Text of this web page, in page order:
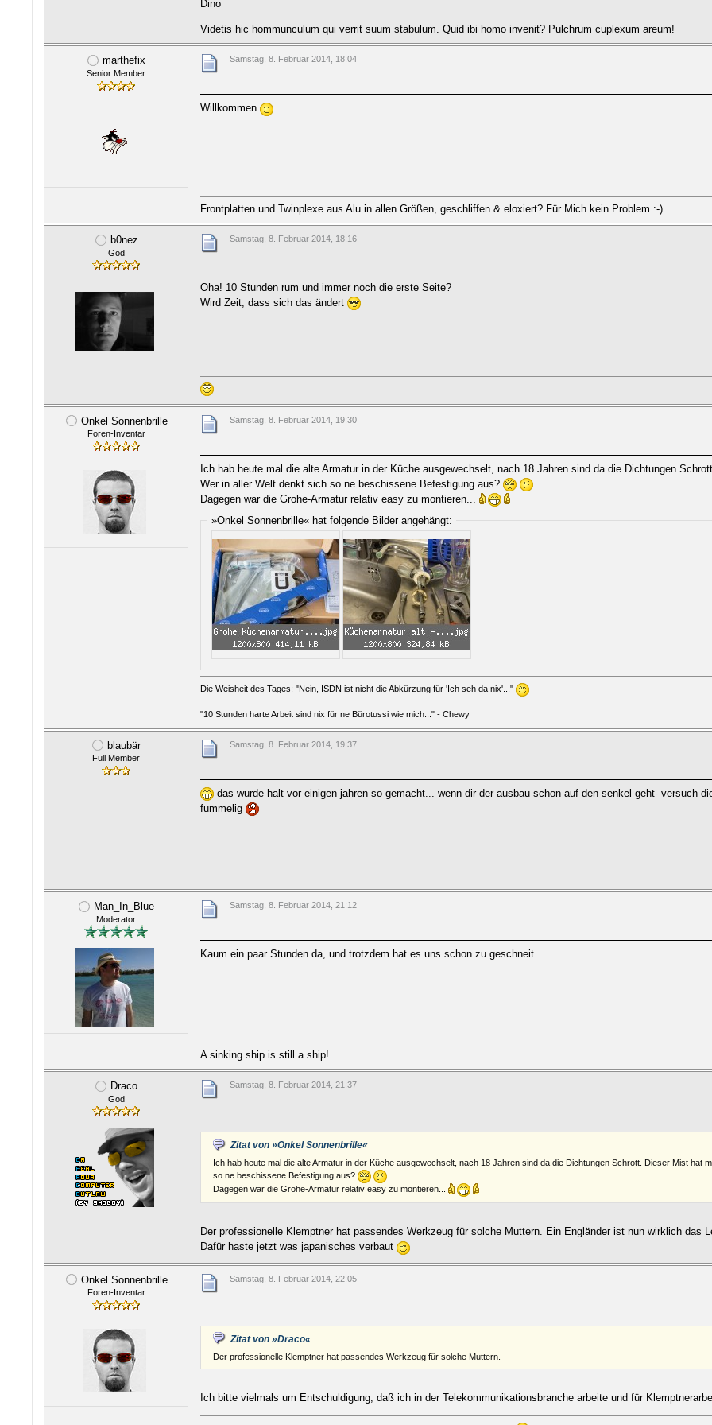
Dino
Videtis hic hommunculum qui verrit suum stabulum. Quid ibi homo invenit? Pulchrum cuplexum areum!
marthefix
Senior Member
Samstag, 8. Februar 2014, 18:04
Willkommen
Frontplatten und Twinplexe aus Alu in allen Größen, geschliffen & eloxiert? Für Mich kein Problem :-)
b0nez
God
Samstag, 8. Februar 2014, 18:16
Oha! 10 Stunden rum und immer noch die erste Seite?
Wird Zeit, dass sich das ändert
Onkel Sonnenbrille
Foren-Inventar
Samstag, 8. Februar 2014, 19:30
Ich hab heute mal die alte Armatur in der Küche ausgewechselt, nach 18 Jahren sind da die Dichtungen
Wer in aller Welt denkt sich so ne beschissene Befestigung aus?
Dagegen war die Grohe-Armatur relativ easy zu montieren...
»Onkel Sonnenbrille« hat folgende Bilder angehängt:
Die Weisheit des Tages: "Nein, ISDN ist nicht die Abkürzung für 'Ich seh da nix'..."
"10 Stunden harte Arbeit sind nix für ne Bürotussi wie mich..." - Chewy
blaubär
Full Member
Samstag, 8. Februar 2014, 19:37
das wurde halt vor einigen jahren so gemacht... wenn dir der ausbau schon auf den senkel geht- versuch
fummelig
Man_In_Blue
Moderator
Samstag, 8. Februar 2014, 21:12
Kaum ein paar Stunden da, und trotzdem hat es uns schon zu geschneit.
A sinking ship is still a ship!
Draco
God
Samstag, 8. Februar 2014, 21:37
Zitat von »Onkel Sonnenbrille«
Ich hab heute mal die alte Armatur in der Küche ausgewechselt, nach 18 Jahren sind da die Dichtungen Schrott. Dieser Mist hat
so ne beschissene Befestigung aus?
Dagegen war die Grohe-Armatur relativ easy zu montieren...
Der professionelle Klemptner hat passendes Werkzeug für solche Muttern. Ein Engländer ist nun wirklich das
Dafür haste jetzt was japanisches verbaut
Onkel Sonnenbrille
Foren-Inventar
Samstag, 8. Februar 2014, 22:05
Zitat von »Draco«
Der professionelle Klemptner hat passendes Werkzeug für solche Muttern.
Ich bitte vielmals um Entschuldigung, daß ich in der Telekommunikationsbranche arbeite und für